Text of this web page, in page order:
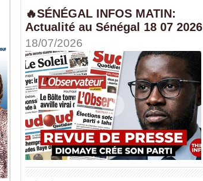
🔥SÉNÉGAL INFOS MATIN:
Actualité au Sénégal 18 07 2026
18/07/2026